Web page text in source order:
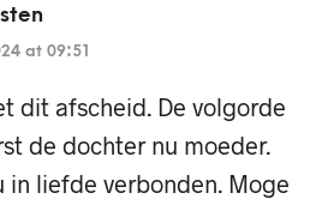
at 09:51
dit afscheid. De volgorde
de dochter nu moeder.
in liefde verbonden. Moge